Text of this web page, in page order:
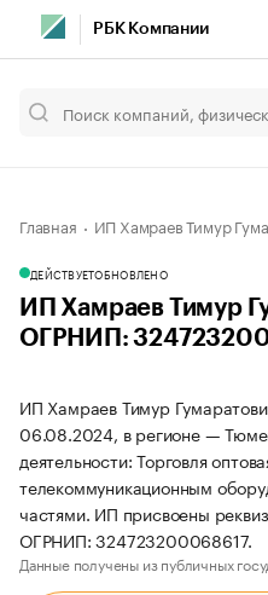
РБК Компании
Главная ИП Хамраев Тимур
ДЕЙСТВУЕТОБНОВЛЕНО
ИП Хамраев Тимур
ОГРНИП:
ИП Хамраев Тимур
06.08.2024, в регионе —
деятельности: Торговля
телекоммуникационным
частями. ИП присвоены
ОГРНИП: 324723200068617.
Данные получены из публичных